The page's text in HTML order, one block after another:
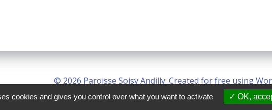
© 2026 Paroisse Soisy Andilly. Created for free using
cookies and gives you control over what you want to activate OK,